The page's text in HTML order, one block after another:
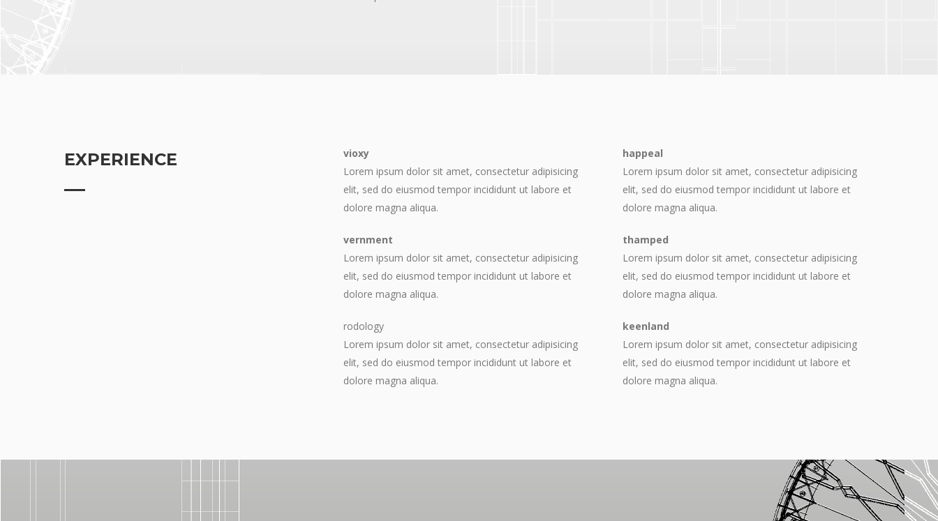
EXPERIENCE
vioxy
Lorem ipsum dolor sit amet, consectetur adipisicing
elit, sed do eiusmod tempor incididunt ut labore et
dolore magna aliqua.
vernment
Lorem ipsum dolor sit amet, consectetur adipisicing
elit, sed do eiusmod tempor incididunt ut labore et
dolore magna aliqua.
rodology
Lorem ipsum dolor sit amet, consectetur adipisicing
elit, sed do eiusmod tempor incididunt ut labore et
dolore magna aliqua.
happeal
Lorem ipsum dolor sit amet, consectetur adipisicing
elit, sed do eiusmod tempor incididunt ut labore et
dolore magna aliqua.
thamped
Lorem ipsum dolor sit amet, consectetur adipisicing
elit, sed do eiusmod tempor incididunt ut labore et
dolore magna aliqua.
keenland
Lorem ipsum dolor sit amet, consectetur adipisicing
elit, sed do eiusmod tempor incididunt ut labore et
dolore magna aliqua.